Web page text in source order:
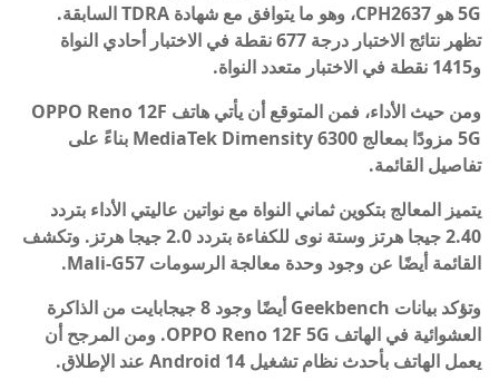
5G هو CPH2637، وهو ما يتوافق مع شهادة TDRA السابقة.
تظهر نتائج الاختبار درجة 677 نقطة في الاختبار أحادي النواة
و1415 نقطة في الاختبار متعدد النواة.
ومن حيث الأداء، فمن المتوقع أن يأتي هاتف OPPO Reno 12F
5G مزودًا بمعالج MediaTek Dimensity 6300 بناءً على
تفاصيل القائمة.
يتميز المعالج بتكوين ثماني النواة مع نواتين عاليتي الأداء بتردد
2.40 جيجا هرتز وستة نوى للكفاءة بتردد 2.0 جيجا هرتز. وتكشف
القائمة أيضًا عن وجود وحدة معالجة الرسومات Mali-G57.
وتؤكد بيانات Geekbench أيضًا وجود 8 جيجابايت من الذاكرة
العشوائية في الهاتف OPPO Reno 12F 5G. ومن المرجح أن
يعمل الهاتف بأحدث نظام تشغيل Android 14 عند الإطلاق.